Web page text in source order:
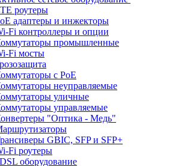
роутеры
адаптеры и инжекторы
Fi контроллеры и опции
промышленные
Fi мосты
c PoE
неуправляемые
уличные
управляемые
"Оптика - Медь"
GBIC, SFP и SFP+
Fi роутеры
оборудование